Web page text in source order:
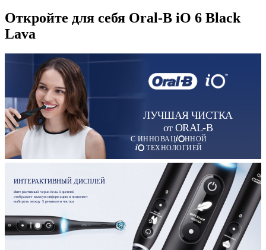
Откройте для себя Oral-B iO 6 Black
Lava
ЛУЧШАЯ ЧИСТКА
от ORAL-B
С ИННОВАЦ
ННОЙ
ТЕХНОЛОГИЕЙ
ИНТЕРАКТИВНЫЙ ДИСПЛЕЙ
Интерактивный черно-белый дисплей
отображает важную информацию и позволяет
выбирать между 5 режимами чистки.